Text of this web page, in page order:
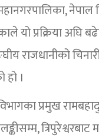
नेपाल
यो प्रक्रिया अघि
राजधानीको
हो ।
प्रमुख